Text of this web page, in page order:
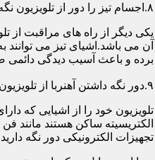
۸.اجسام تیز را دور از تلویزیون نگه دارید
یکی دیگر از راه های مراقبت از
آن می باشد.اشیای تیز می
برده و باعث آسیب دیدگی دائمی
۹.دور نگه داشتن آهنربا از تلویزیون های ال ای دی
تلویزیون خود را از اشیایی که
تجهیزات الکترونیکی دور نگه